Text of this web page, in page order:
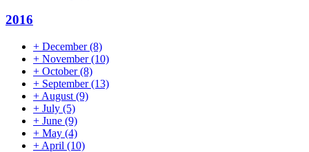
2016
+ December(8)
+ November(10)
+ October(8)
+ September(13)
+ August (9)
+ July (5)
+ June (9)
+ May (4)
+ April (10)